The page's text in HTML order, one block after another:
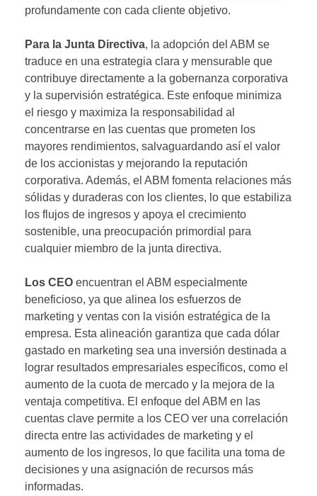
profundamente con cada cliente objetivo.
Para la Junta Directiva, la adopción del ABM se
traduce en una estrategia clara y mensurable que
contribuye directamente a la gobernanza corporativa
y la supervisión estratégica. Este enfoque minimiza
el riesgo y maximiza la responsabilidad al
concentrarse en las cuentas que prometen los
mayores rendimientos, salvaguardando así el valor
de los accionistas y mejorando la reputación
corporativa. Además, el ABM fomenta relaciones más
sólidas y duraderas con los clientes, lo que estabiliza
los flujos de ingresos y apoya el crecimiento
sostenible, una preocupación primordial para
cualquier miembro de la junta directiva.
Los CEO encuentran el ABM especialmente
beneficioso, ya que alinea los esfuerzos de
marketing y ventas con la visión estratégica de la
empresa. Esta alineación garantiza que cada dólar
gastado en marketing sea una inversión destinada a
lograr resultados empresariales específicos, como el
aumento de la cuota de mercado y la mejora de la
ventaja competitiva. El enfoque del ABM en las
cuentas clave permite a los CEO ver una correlación
directa entre las actividades de marketing y el
aumento de los ingresos, lo que facilita una toma de
decisiones y una asignación de recursos más
informadas.